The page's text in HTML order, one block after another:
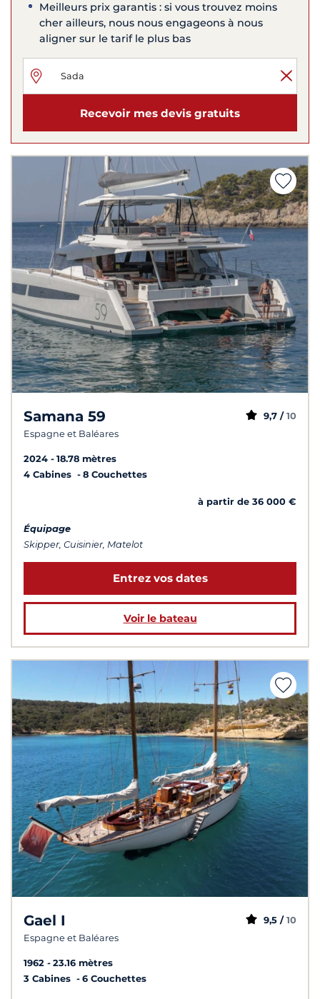
Meilleurs prix garantis : si vous trouvez moins
cher ailleurs, nous nous engageons à nous
aligner sur le tarif le plus bas
Recevoir mes devis gratuits
Samana 59
Espagne et Baléares
9,7 / 10
2024
18.78 mètres
4 Cabines
8 Couchettes
à partir de 36 000 €
Équipage
Skipper, Cuisinier, Matelot
Entrez vos dates
Voir le bateau
Gael I
Espagne et Baléares
9,5 / 10
1962
23.16 mètres
3 Cabines
6 Couchettes